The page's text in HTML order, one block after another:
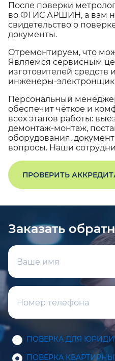
После поверки
во ФГИС АРШИН, а вам
свидетельство о
документы.
Отремонтируем, что
Являемся сервисным
изготовителей средств
инженеры-
Персональный
обеспечит чёткое и
всех этапов работы:
демонтаж-монтаж,
оборудования,
вопросы. Наши
ПРОВЕРИТЬ
Заказать
ПОВЕРКА ДЛЯ
ПОВЕРКА